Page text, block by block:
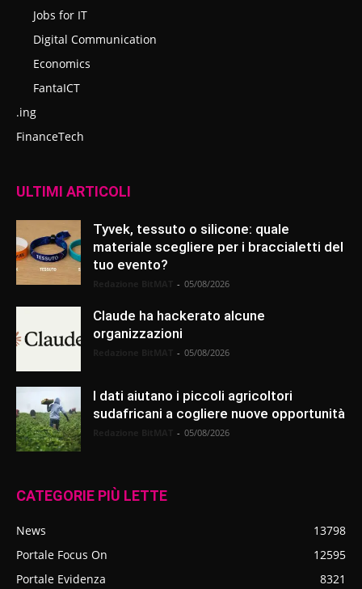
Jobs for IT
Digital Communication
Economics
FantaICT
.ing
FinanceTech
ULTIMI ARTICOLI
Tyvek, tessuto o silicone: quale
materiale scegliere per i braccialetti del
tuo evento?
- 05/08/2026
Claude ha hackerato alcune
organizzazioni
- 05/08/2026
I dati aiutano i piccoli agricoltori
sudafricani a cogliere nuove opportunità
- 05/08/2026
CATEGORIE PIÙ LETTE
News
13798
Portale Focus On
12595
Portale Evidenza
8321